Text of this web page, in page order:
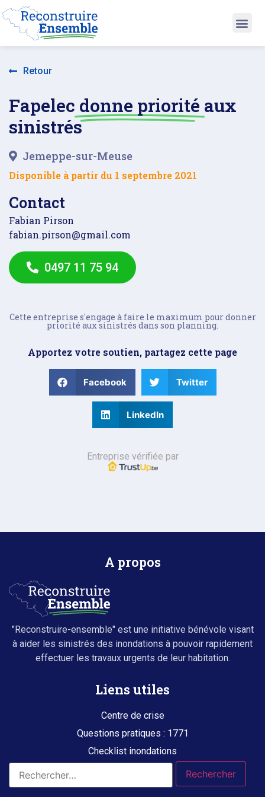
Retour
Fapelec donne priorité aux
sinistrés
Jemeppe-sur-Meuse
Disponible à partir du 1 septembre 2021
Contact
Fabian Pirson
fabian.pirson@gmail.com
0497 11 75 94
Cette entreprise s'engage à faire le maximum pour donner
priorité aux sinistrés dans son planning.
Apportez votre soutien, partagez cette page
Facebook Twitter
LinkedIn
Entreprise vérifiée par
A propos
"Reconstruire-ensemble" est une initiative bénévole visant
à aider les sinistrés des inondations à pouvoir rapidement
effectuer les travaux urgents de leur habitation.
Liens utiles
Centre de crise
Questions pratiques : 1771
Checklist inondations